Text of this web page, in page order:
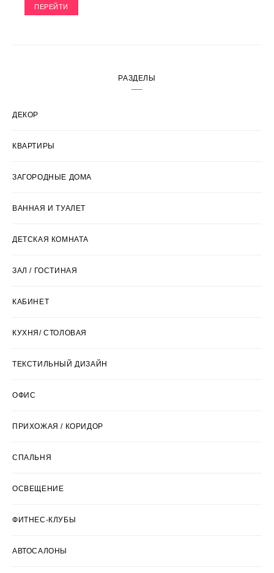
ПЕРЕЙТИ
РАЗДЕЛЫ
ДЕКОР
КВАРТИРЫ
ЗАГОРОДНЫЕ ДОМА
ВАННАЯ И ТУАЛЕТ
ДЕТСКАЯ КОМНАТА
ЗАЛ / ГОСТИНАЯ
КАБИНЕТ
КУХНЯ/ СТОЛОВАЯ
ТЕКСТИЛЬНЫЙ ДИЗАЙН
ОФИС
ПРИХОЖАЯ / КОРИДОР
СПАЛЬНЯ
ОСВЕЩЕНИЕ
ФИТНЕС-КЛУБЫ
АВТОСАЛОНЫ